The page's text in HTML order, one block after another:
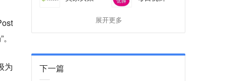
为
展开更多
下一篇